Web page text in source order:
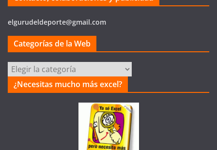
elgurudeldeporte@gmail.com
Categorías de la Web
Categorías
de
la
¿Necesitas mucho más excel?